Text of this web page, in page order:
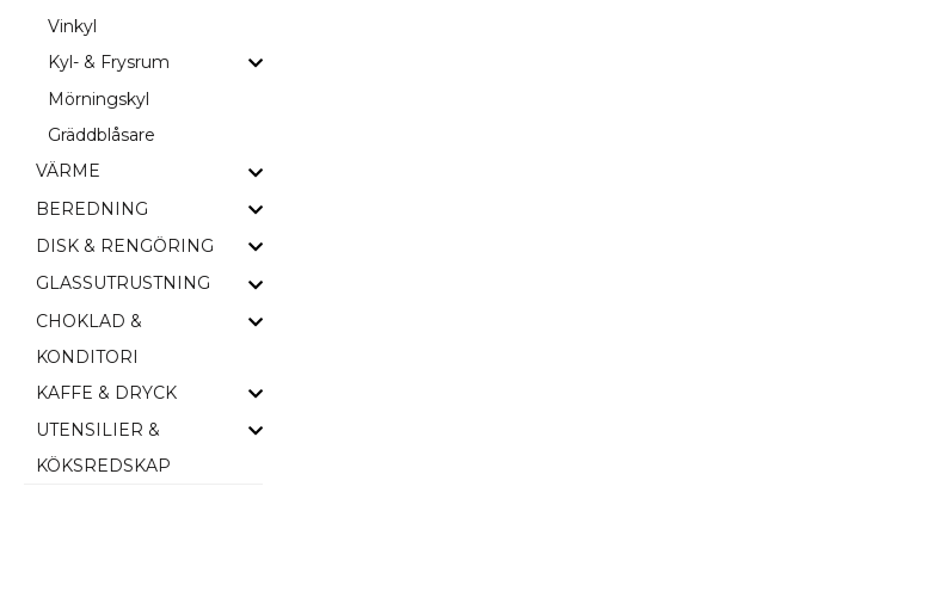
Vinkyl
Kyl- & Frysrum
Mörningskyl
Gräddblåsare
VÄRME
BEREDNING
DISK & RENGÖRING
GLASSUTRUSTNING
CHOKLAD &
KONDITORI
KAFFE & DRYCK
UTENSILIER &
KÖKSREDSKAP